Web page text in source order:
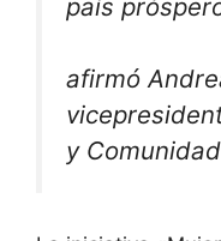
país
afirmó
y